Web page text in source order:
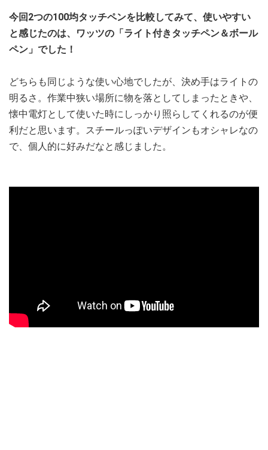
今回2つの100均タッチペンを比較してみて、使いやすい
と感じたのは、ワッツの「ライト付きタッチペン＆ボール
ペン」でした！
どちらも同じような使い心地でしたが、決め手はライトの
明るさ。作業中狭い場所に物を落としてしまったときや、
懐中電灯として使いた時にしっかり照らしてくれるのが便
利だと思います。スチールっぽいデザインもオシャレなの
で、個人的に好みだなと感じました。